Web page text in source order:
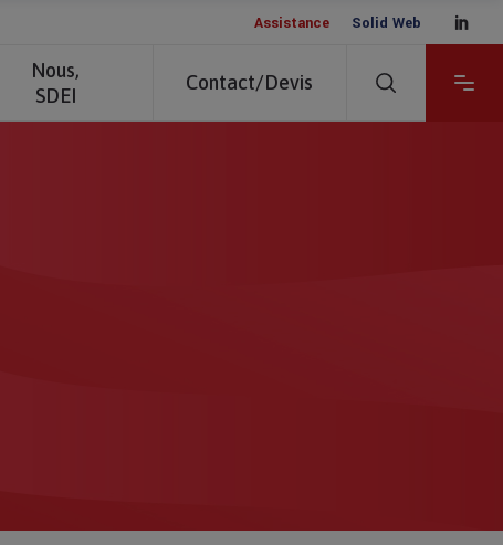
Assistance Solid Web
Nous,
SDEI
Contact/Devis